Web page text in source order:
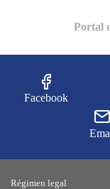
Portal
Facebook
Régimen legal